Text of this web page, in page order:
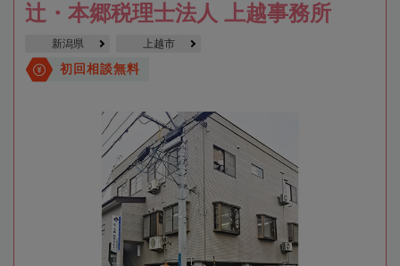
辻・本郷税理士法人 上越事務所
新潟県 上越市
初回相談無料